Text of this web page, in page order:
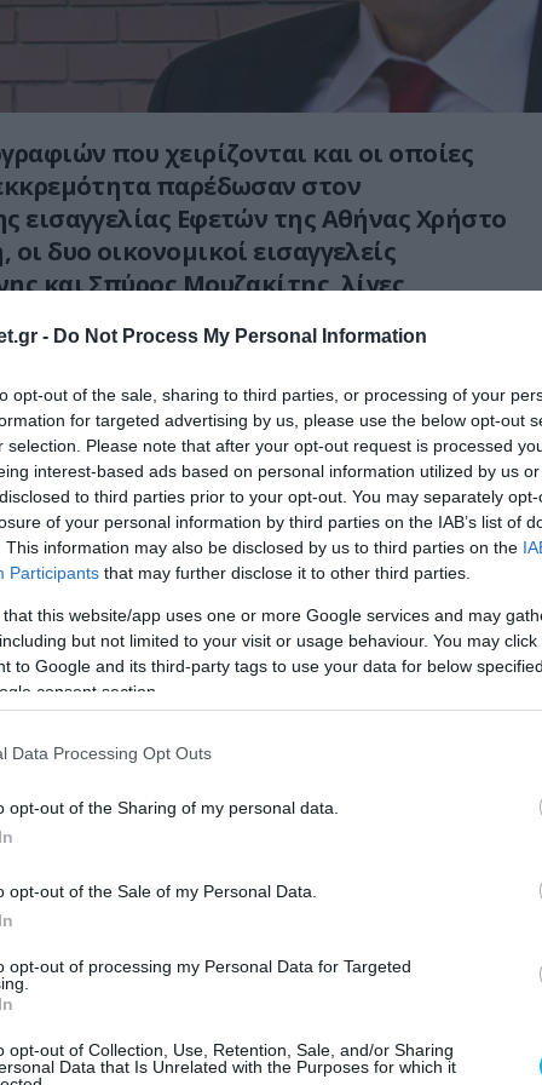
- Do Not Process My Personal Information
opt-out of the sale, sharing to third parties, or processing of your
for targeted advertising by us, please use the below opt-out
selection. Please note that after your opt-out request is processed
interest-based ads based on personal information utilized by us
to third parties prior to your opt-out. You may separately
of your personal information by third parties on the IAB’s list of
This information may also be disclosed by us to third parties on the
Participants that may further disclose it to other third parties.
that this website/app uses one or more Google services and may
but not limited to your visit or usage behaviour. You may
to Google and its third-party tags to use your data for below
consent section.
Data Processing Opt Outs
opt-out of the Sharing of my personal data.
opt-out of the Sale of my Personal Data.
opt-out of processing my Personal Data for Targeted
opt-out of Collection, Use, Retention, Sale, and/or Sharing
Data that Is Unrelated with the Purposes for which it
που χειρίζονται και οι οποίες
παρέδωσαν στον
εισαγγελίας Εφετών της Αθήνας Χρήστο
δυο οικονομικοί εισαγγελείς
και Σπύρος Μουζακίτης, λίγες
της διαφθοράς.
οικονομικών εισαγγελέων έρχεται λίγο
Δικαστικό Συμβούλιο αποφασίσει για το εάν
τη θητεία τους ως οικονομικών
πως πρόκειται για κίνηση των κ.κ.
θέσπιση του εισαγγελέα διαφθοράς -θέση
η εισαγγελέας Εφετών κ. Ελένη
ανάλογες με αυτές των οικονομικών
μέρος των εκκρεμών δικογραφιών που
και οι οποίες ανέρχονται σε
defencenet.gr
ΑΡΘΡΟ